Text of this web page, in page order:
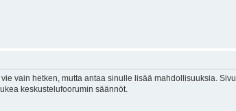
vain hetken, mutta antaa sinulle lisää mahdollisuuksia.
keskustelufoorumin säännöt.